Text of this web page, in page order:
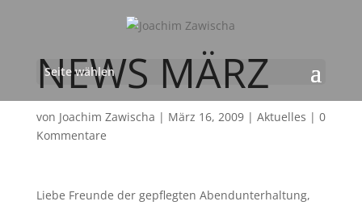
Seite wählen
NEWS MÄRZ
von Joachim Zawischa | März 16, 2009| Aktuelles | 0
Kommentare
Liebe Freunde der gepflegten Abendunterhaltung,